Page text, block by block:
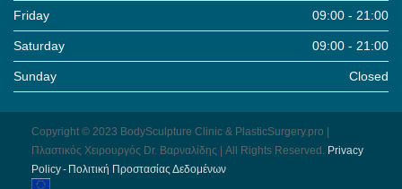
Friday 09:00 - 21:00
Saturday 09:00 - 21:00
Sunday Closed
Copyright © 2023 BodySculpture Clinic & PlasticSurgery.pro |
Πλαστικός Χειρουργός Dr. Βαρναλίδης | All Rights Reserved. Pri­vacy
Pol­icy - Πολιτική Προστασίας Δεδομένων